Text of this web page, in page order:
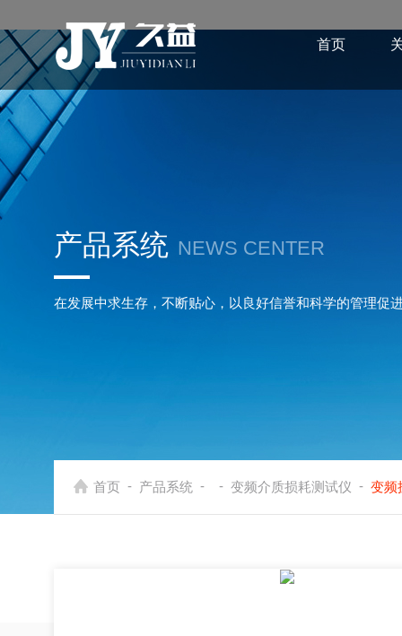
首页
产品系统 NEWS CENTER
在发展中求生存，不断贴心，以良好信誉和科学的管理促
首页 - 产品系统 - - 变频介质损耗测试仪 - 变频